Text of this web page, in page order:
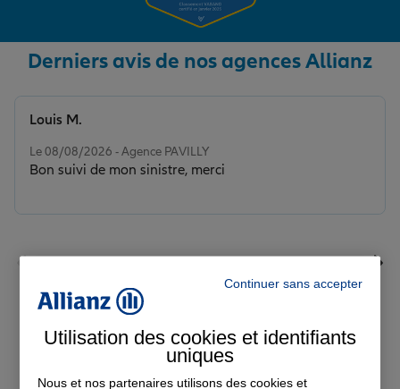
Derniers avis de nos agences Allianz
Le 08/08/2026 - Agence PAVILLY
Bon suivi de mon sinistre, merci
Louis M.
Continuer sans accepter
Utilisation des cookies et identifiants
uniques
Nous et nos partenaires utilisons des cookies et